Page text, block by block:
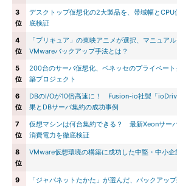
3
位
デスクトップ仮想化の2大製品を、帯域幅とCPU
底検証
4
位
「プリキュア」の東映アニメが選択、マニュア
VMwareバックアップ手法とは？
5
位
200台のサーバ仮想化、ベネッセのプライベー
築プロジェクト
6
位
DBのI/Oが10倍高速に！ Fusion-io社製「
果とDBサーバ集約の成功事例
7
位
仮想マシンは何台集約できる？ 最新Xeonサー
消費電力を徹底検証
8
位
VMware仮想環境の構築に成功した中堅・中小企
9
「ジャパネットたかた」が選んだ、バックアッ